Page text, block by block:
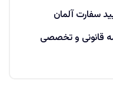
سفارت آلمان
قانونی و تخصصی